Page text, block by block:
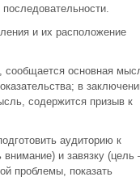
и их расположение
сообщается основная
в
содержится призыв к
аудиторию к
внимание) и завязку
проблемы, показать